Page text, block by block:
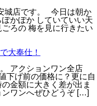
城店です。 今日は朝か
かぽか していていい天
ろの 梅を見に行きたい
大奉仕！
アクションワン全店
下げ前の価格に？更に自
金額に大きく差が出ま
ワンへぜひどうぞ […]